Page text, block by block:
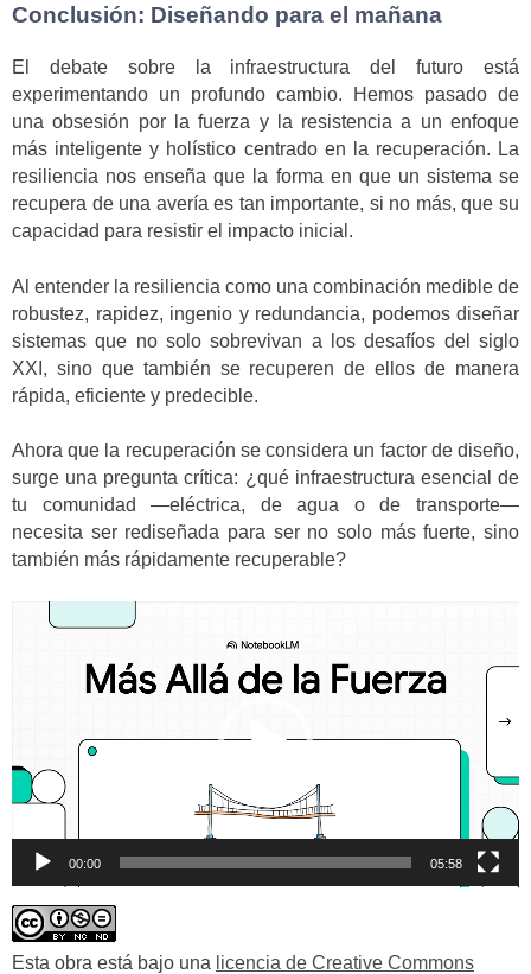
Conclusión: Diseñando para el mañana
El debate sobre la infraestructura del futuro está
experimentando un profundo cambio. Hemos pasado de
una obsesión por la fuerza y la resistencia a un enfoque
más inteligente y holístico centrado en la recuperación. La
resiliencia nos enseña que la forma en que un sistema se
recupera de una avería es tan importante, si no más, que su
capacidad para resistir el impacto inicial.
Al entender la resiliencia como una combinación medible de
robustez, rapidez, ingenio y redundancia, podemos diseñar
sistemas que no solo sobrevivan a los desafíos del siglo
XXI, sino que también se recuperen de ellos de manera
rápida, eficiente y predecible.
Ahora que la recuperación se considera un factor de diseño,
surge una pregunta crítica: ¿qué infraestructura esencial de
tu comunidad —eléctrica, de agua o de transporte—
necesita ser rediseñada para ser no solo más fuerte, sino
también más rápidamente recuperable?
00:00 05:58
Esta obra está bajo una licencia de Creative Commons